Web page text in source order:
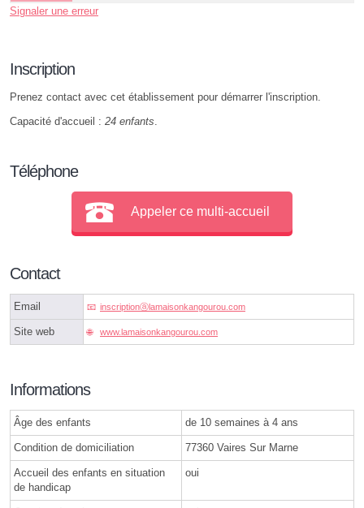
Signaler une erreur
Inscription
Prenez contact avec cet établissement pour démarrer l'inscription.
Capacité d'accueil : 24 enfants
Téléphone
Appeler ce multi-accueil
Contact
Email inscriptionⓐlamaisonkangourou.com
Site web www.lamaisonkangourou.com
Informations
Âge des enfants de 10 semaines à 4 ans
Condition de domiciliation 77360 Vaires Sur Marne
Accueil des enfants en situation
de handicap
oui